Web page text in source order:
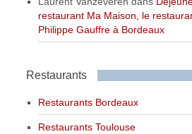
restaurant Ma Maison, le
Philippe Gauffre à Bordeaux
Restaurants
Restaurants Bordeaux
Restaurants Toulouse